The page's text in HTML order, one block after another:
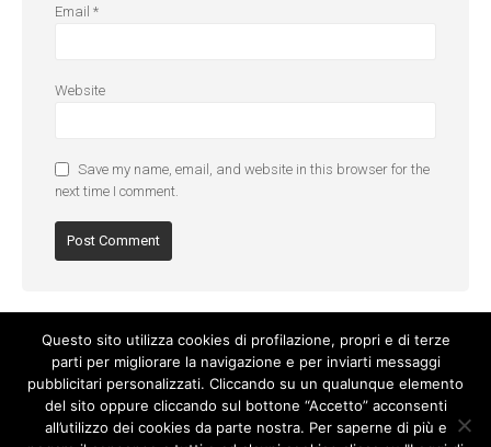
Email *
Website
Save my name, email, and website in this browser for the
next time I comment.
Questo sito utilizza cookies di profilazione, propri e di terze
parti per migliorare la navigazione e per inviarti messaggi
pubblicitari personalizzati. Cliccando su un qualunque elemento
del sito oppure cliccando sul bottone “Accetto” acconsenti
all’utilizzo dei cookies da parte nostra. Per saperne di più e